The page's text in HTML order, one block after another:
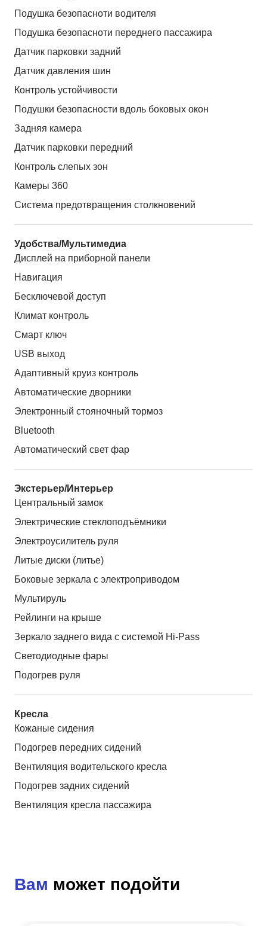
Подушка безопасноти водителя
Подушка безопасноти переднего пассажира
Датчик парковки задний
Датчик давления шин
Контроль устойчивости
Подушки безопасности вдоль боковых окон
Задняя камера
Датчик парковки передний
Контроль слепых зон
Камеры 360
Система предотвращения столкновений
Удобства/Мультимедиа
Дисплей на приборной панели
Навигация
Бесключевой доступ
Климат контроль
Смарт ключ
USB выход
Адаптивный круиз контроль
Автоматические дворники
Электронный стояночный тормоз
Bluetooth
Автоматический свет фар
Экстерьер/Интерьер
Центральный замок
Электрические стеклоподъёмники
Электроусилитель руля
Литые диски (литье)
Боковые зеркала с электроприводом
Мультируль
Рейлинги на крыше
Зеркало заднего вида с системой Hi-Pass
Светодиодные фары
Подогрев руля
Кресла
Кожаные сидения
Подогрев передних сидений
Вентиляция водительского кресла
Подогрев задних сидений
Вентиляция кресла пассажира
Вам может подойти